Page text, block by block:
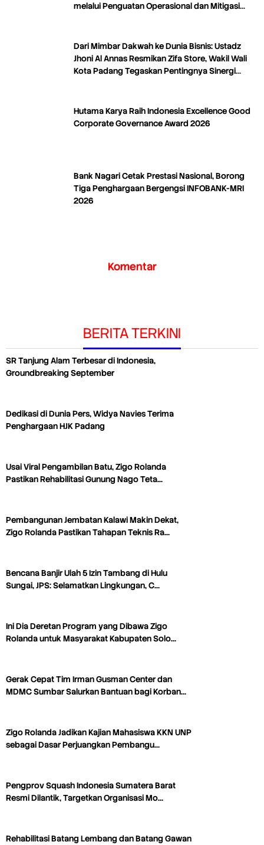
melalui Penguatan Operasional dan Mitigasi
Dari Mimbar Dakwah ke Dunia Bisnis: Ustadz
Jhoni Al Annas Resmikan Zifa Store, Wakil Wali
Kota Padang Tegaskan Pentingnya Sinergi
Hutama Karya Raih Indonesia Excellence Good
Corporate Governance Award 2026
Bank Nagari Cetak Prestasi Nasional, Borong
Tiga Penghargaan Bergengsi INFOBANK-MRI
2026
Komentar
BERITA TERKINI
SR Tanjung Alam Terbesar di Indonesia,
Groundbreaking September
Dedikasi di Dunia Pers, Widya Navies Terima
Penghargaan HJK Padang
Usai Viral Pengambilan Batu, Zigo Rolanda
Pastikan Rehabilitasi Gunung Nago Teta…
Pembangunan Jembatan Kalawi Makin Dekat,
Zigo Rolanda Pastikan Tahapan Teknis Ra…
Bencana Banjir Ulah 5 Izin Tambang di Hulu
Sungai, JPS: Selamatkan Lingkungan, C…
Ini Dia Deretan Program yang Dibawa Zigo
Rolanda untuk Masyarakat Kabupaten Solo…
Gerak Cepat Tim Irman Gusman Center dan
MDMC Sumbar Salurkan Bantuan bagi Korban…
Zigo Rolanda Jadikan Kajian Mahasiswa KKN UNP
sebagai Dasar Perjuangkan Pembangu…
Pengprov Squash Indonesia Sumatera Barat
Resmi Dilantik, Targetkan Organisasi Mo…
Rehabilitasi Batang Lembang dan Batang Gawan